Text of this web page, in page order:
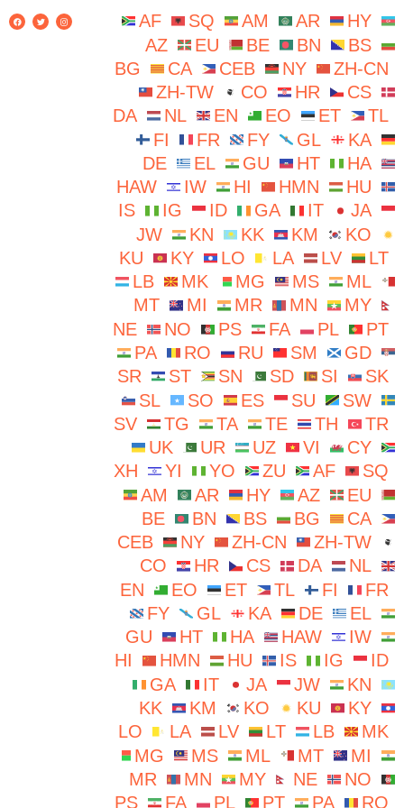
AF SQ AM AR
HY
AZ
EU BE BN
BS
BG
CA CEB NY
ZH-CN
ZH-TW
CO HR
CS
DA
NL EN EO ET
TL
FI
FR FY GL
KA
DE
EL GU HT
HA
HAW
IW HI HMN
HU
IS
IG ID GA IT
JA
JW
KN KK KM
KO
KU
KY LO LA LV
LT
LB
MK MG MS
ML
MT
MI MR MN
MY
NE
NO PS FA PL
PT
PA
RO RU SM
GD
SR
ST SN SD SI
SK
SL
SO ES SU
SW
SV
TG TA TE TH
TR
UK
UR UZ VI
CY
XH
YI YO ZU AF
SQ
AM
AR HY AZ
EU
BE
BN BS BG
CA
CEB
NY ZH-CN
ZH-TW
CO
HR CS DA
NL
EN
EO ET TL FI
FR
FY
GL KA DE
EL
GU
HT HA HAW
IW
HI
HMN HU IS IG
ID
GA
IT JA JW
KN
KK
KM KO KU
KY
LO
LA LV LT LB
MK
MG
MS ML MT
MI
MR
MN MY NE
NO
PS
FA PL PT PA
RO